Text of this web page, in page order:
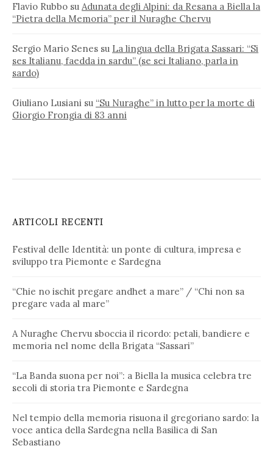
Flavio Rubbo su Adunata degli Alpini: da Resana a Biella la
“Pietra della Memoria” per il Nuraghe Chervu
Sergio Mario Senes su La lingua della Brigata Sassari: “Si
ses Italianu, faedda in sardu” (se sei Italiano, parla in
sardo)
Giuliano Lusiani su “Su Nuraghe” in lutto per la morte di
Giorgio Frongia di 83 anni
ARTICOLI RECENTI
Festival delle Identità: un ponte di cultura, impresa e
sviluppo tra Piemonte e Sardegna
“Chie no ischit pregare andhet a mare” / “Chi non sa
pregare vada al mare”
A Nuraghe Chervu sboccia il ricordo: petali, bandiere e
memoria nel nome della Brigata “Sassari”
“La Banda suona per noi”: a Biella la musica celebra tre
secoli di storia tra Piemonte e Sardegna
Nel tempio della memoria risuona il gregoriano sardo: la
voce antica della Sardegna nella Basilica di San
Sebastiano